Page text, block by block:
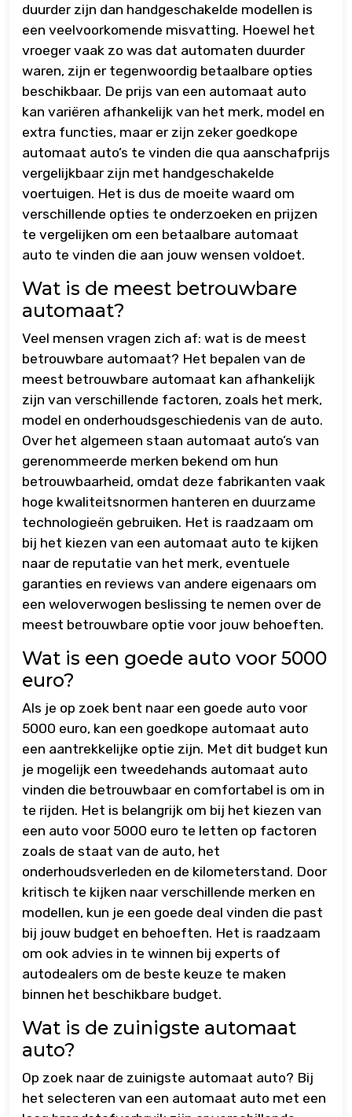
duurder zijn dan handgeschakelde modellen is
een veelvoorkomende misvatting. Hoewel het
vroeger vaak zo was dat automaten duurder
waren, zijn er tegenwoordig betaalbare opties
beschikbaar. De prijs van een automaat auto
kan variëren afhankelijk van het merk, model en
extra functies, maar er zijn zeker goedkope
automaat auto’s te vinden die qua aanschafprijs
vergelijkbaar zijn met handgeschakelde
voertuigen. Het is dus de moeite waard om
verschillende opties te onderzoeken en prijzen
te vergelijken om een betaalbare automaat
auto te vinden die aan jouw wensen voldoet.
Wat is de meest betrouwbare
automaat?
Veel mensen vragen zich af: wat is de meest
betrouwbare automaat? Het bepalen van de
meest betrouwbare automaat kan afhankelijk
zijn van verschillende factoren, zoals het merk,
model en onderhoudsgeschiedenis van de auto.
Over het algemeen staan automaat auto’s van
gerenommeerde merken bekend om hun
betrouwbaarheid, omdat deze fabrikanten vaak
hoge kwaliteitsnormen hanteren en duurzame
technologieën gebruiken. Het is raadzaam om
bij het kiezen van een automaat auto te kijken
naar de reputatie van het merk, eventuele
garanties en reviews van andere eigenaars om
een weloverwogen beslissing te nemen over de
meest betrouwbare optie voor jouw behoeften.
Wat is een goede auto voor 5000
euro?
Als je op zoek bent naar een goede auto voor
5000 euro, kan een goedkope automaat auto
een aantrekkelijke optie zijn. Met dit budget kun
je mogelijk een tweedehands automaat auto
vinden die betrouwbaar en comfortabel is om in
te rijden. Het is belangrijk om bij het kiezen van
een auto voor 5000 euro te letten op factoren
zoals de staat van de auto, het
onderhoudsverleden en de kilometerstand. Door
kritisch te kijken naar verschillende merken en
modellen, kun je een goede deal vinden die past
bij jouw budget en behoeften. Het is raadzaam
om ook advies in te winnen bij experts of
autodealers om de beste keuze te maken
binnen het beschikbare budget.
Wat is de zuinigste automaat
auto?
Op zoek naar de zuinigste automaat auto? Bij
het selecteren van een automaat auto met een